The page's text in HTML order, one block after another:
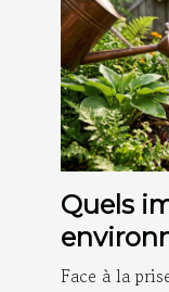
Quels
Face à la